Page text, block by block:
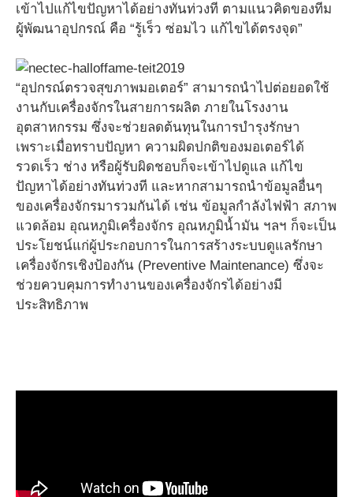
เข้าไปแก้ไขปัญหาได้อย่างทันท่วงที ตามแนวคิดของทีม
ผู้พัฒนาอุปกรณ์ คือ “รู้เร็ว ซ่อมไว แก้ไขได้ตรงจุด”
“อุปกรณ์ตรวจสุขภาพมอเตอร์” สามารถนำไปต่อยอดใช้
งานกับเครื่องจักรในสายการผลิต ภายในโรงงาน
อุตสาหกรรม ซึ่งจะช่วยลดต้นทุนในการบำรุงรักษา
เพราะเมื่อทราบปัญหา ความผิดปกติของมอเตอร์ได้
รวดเร็ว ช่าง หรือผู้รับผิดชอบก็จะเข้าไปดูแล แก้ไข
ปัญหาได้อย่างทันท่วงที และหากสามารถนำข้อมูลอื่นๆ
ของเครื่องจักรมารวมกันได้ เช่น ข้อมูลกำลังไฟฟ้า สภาพ
แวดล้อม อุณหภูมิเครื่องจักร อุณหภูมิน้ำมัน ฯลฯ ก็จะเป็น
ประโยชน์แก่ผู้ประกอบการในการสร้างระบบดูแลรักษา
เครื่องจักรเชิงป้องกัน (Preventive Maintenance) ซึ่งจะ
ช่วยควบคุมการทำงานของเครื่องจักรได้อย่างมี
ประสิทธิภาพ